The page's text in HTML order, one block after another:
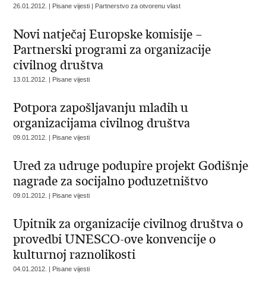
26.01.2012. | Pisane vijesti | Partnerstvo za otvorenu vlast
Novi natječaj Europske komisije –
Partnerski programi za organizacije
civilnog društva
13.01.2012. | Pisane vijesti
Potpora zapošljavanju mladih u
organizacijama civilnog društva
09.01.2012. | Pisane vijesti
Ured za udruge podupire projekt Godišnje
nagrade za socijalno poduzetništvo
09.01.2012. | Pisane vijesti
Upitnik za organizacije civilnog društva o
provedbi UNESCO-ove konvencije o
kulturnoj raznolikosti
04.01.2012. | Pisane vijesti